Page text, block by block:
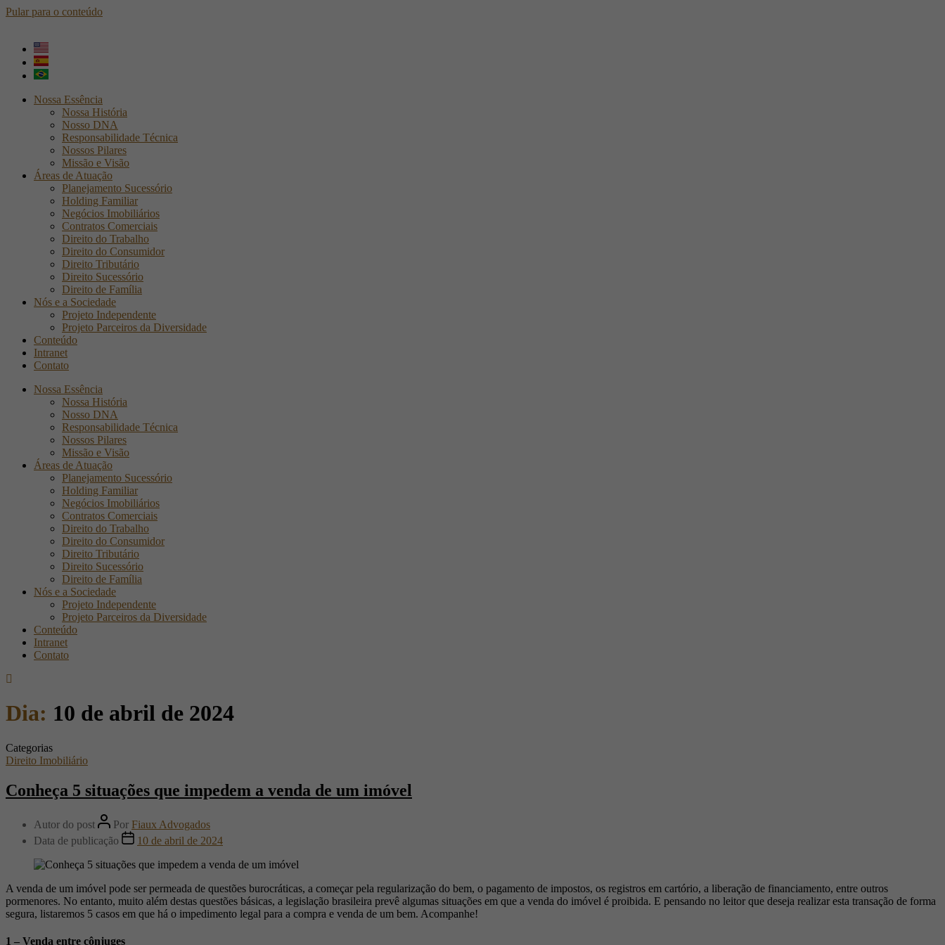
Pular para o conteúdo
Nossa Essência
Nossa História
Nosso DNA
Responsabilidade Técnica
Nossos Pilares
Missão e Visão
Áreas de Atuação
Planejamento Sucessório
Holding Familiar
Negócios Imobiliários
Contratos Comerciais
Direito do Trabalho
Direito do Consumidor
Direito Tributário
Direito Sucessório
Direito de Família
Nós e a Sociedade
Projeto Independente
Projeto Parceiros da Diversidade
Conteúdo
Intranet
Contato
Nossa Essência
Nossa História
Nosso DNA
Responsabilidade Técnica
Nossos Pilares
Missão e Visão
Áreas de Atuação
Planejamento Sucessório
Holding Familiar
Negócios Imobiliários
Contratos Comerciais
Direito do Trabalho
Direito do Consumidor
Direito Tributário
Direito Sucessório
Direito de Família
Nós e a Sociedade
Projeto Independente
Projeto Parceiros da Diversidade
Conteúdo
Intranet
Contato
Dia: 10 de abril de 2024
Categorias
Direito Imobiliário
Conheça 5 situações que impedem a venda de um imóvel
Autor do post Por Fiaux Advogados
Data de publicação
10 de abril de 2024
A venda de um imóvel pode ser permeada de questões burocráticas, a começar pela regularização do bem, o pagamento de impostos, os registros em cartório, a liberação de financiamento, entre outros
pormenores. No entanto, muito além destas questões básicas, a legislação brasileira prevê algumas situações em que a venda do imóvel é proibida. E pensando no leitor que deseja realizar esta transação de forma
segura, listaremos 5 casos em que há o impedimento legal para a compra e venda de um bem. Acompanhe!
1 – Venda entre cônjuges